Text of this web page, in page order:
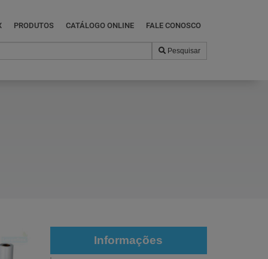
PRODUTOS CATÁLOGO ONLINE FALE CONOSCO
Pesquisar
Informações